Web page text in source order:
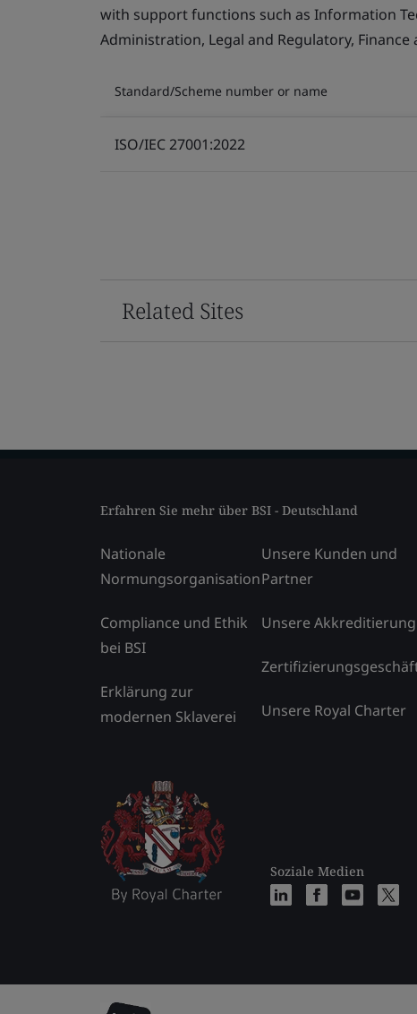
with support functions such as Information
Administration, Legal and Regulatory, Finance
Standard/Scheme number or name
ISO/IEC 27001:2022
Related Sites
Erfahren Sie mehr über BSI - Deutschland
Nationale
Normungsorganisation
Compliance und Ethik
bei BSI
Erklärung zur
modernen Sklaverei
Unsere Kunden und
Partner
Unsere Akkreditierung
Unsere Royal Charter
Soziale Medien